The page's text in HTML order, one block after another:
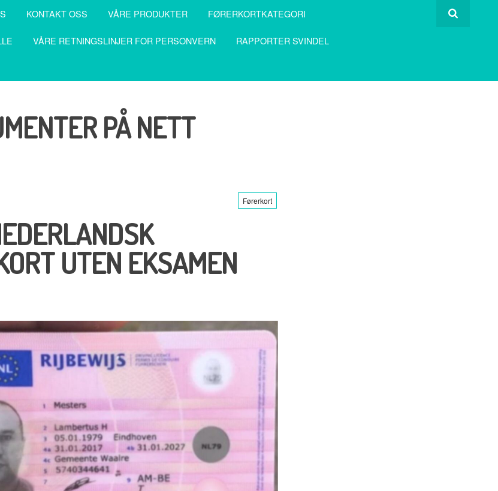
KONTAKT OSS VÅRE PRODUKTER FØRERKORTKATEGORI
VÅRE RETNINGSLINJER FOR PERSONVERN RAPPORTER SVINDEL
PÅ NETT
Førerkort
UTEN EKSAMEN